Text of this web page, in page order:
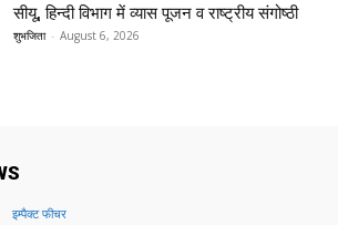
सीयू, हिन्दी विभाग में व्यास पूजन व राष्ट्रीय संगोष्ठी
शुभजिता - August 6, 2026
इम्पैक्ट फीचर